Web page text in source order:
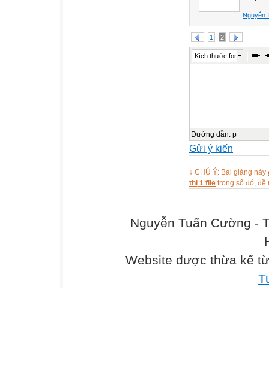
Nguyễn
1 2
Kích thước font
Đường dẫn: p
Gửi ý kiến
↓ CHÚ Ý: Bài giảng này
thị 1 file trong số đó, đề
Nguyễn Tuấn Cường -
Website được thừa kế